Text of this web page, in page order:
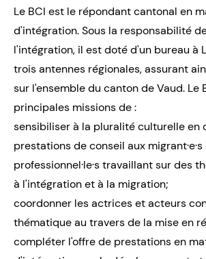
Le BCI est le répondant cantonal en
d'intégration. Sous la responsabilité
l'intégration, il est doté d'un bureau à
trois antennes régionales, assurant
sur l'ensemble du canton de Vaud. Le
principales missions de :
sensibiliser à la pluralité culturelle en
prestations de conseil aux
professionnel·le·s travaillant sur des
à l'intégration et à la migration;
coordonner les actrices et acteurs
thématique au travers de la mise en
compléter l'offre de prestations en